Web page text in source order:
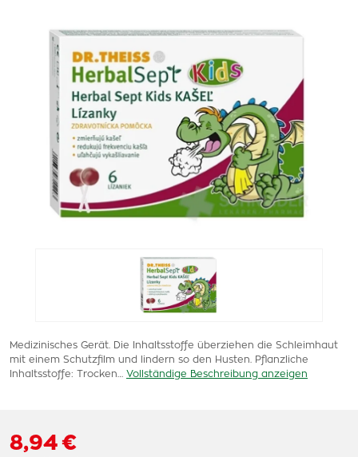
Medizinisches Gerät. Die Inhaltsstoffe überziehen die Schleimhaut
mit einem Schutzfilm und lindern so den Husten. Pflanzliche
Inhaltsstoffe: Trocken…
Vollständige Beschreibung anzeigen
8,94 €